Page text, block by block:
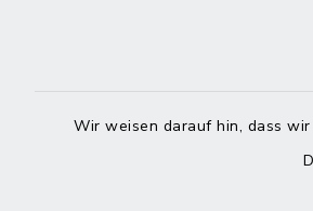
Wir weisen darauf hin, dass